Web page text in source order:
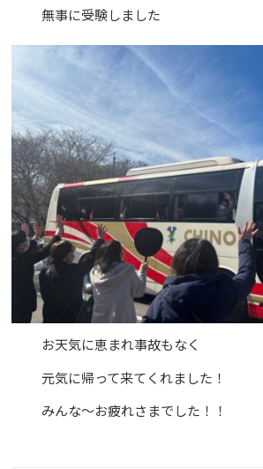
無事に受験しました
お天気に恵まれ事故もなく
元気に帰って来てくれました！
みんな～お疲れさまでした！！